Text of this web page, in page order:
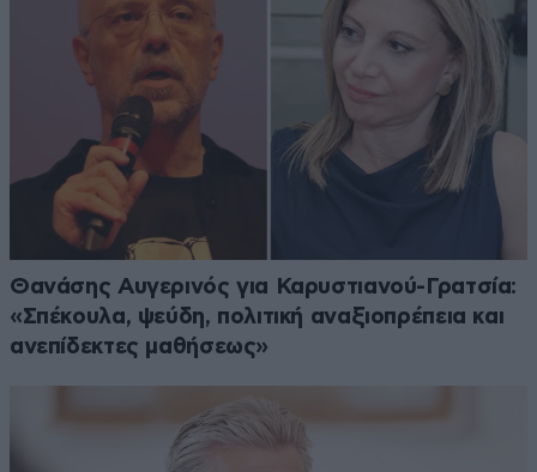
Θανάσης Αυγερινός για Καρυστιανού-Γρατσία:
«Σπέκουλα, ψεύδη, πολιτική αναξιοπρέπεια και
ανεπίδεκτες μαθήσεως»